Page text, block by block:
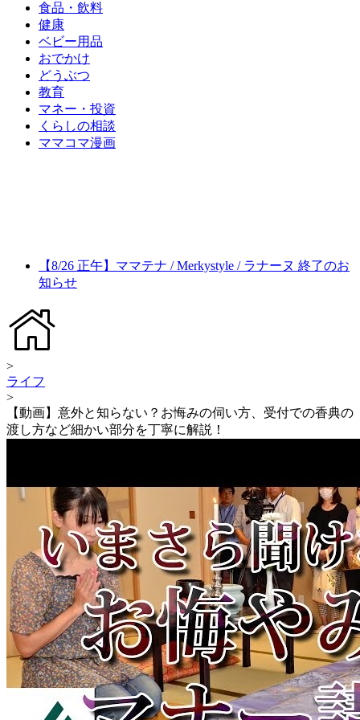
食品・飲料
健康
ベビー用品
おでかけ
どうぶつ
教育
マネー・投資
くらしの相談
ママコマ漫画
【8/26 正午】ママテナ / Merkystyle / ラナーヌ 終了のお
知らせ
>
ライフ
>
【動画】意外と知らない？お悔みの伺い方、受付での香典の
渡し方など細かい部分を丁寧に解説！